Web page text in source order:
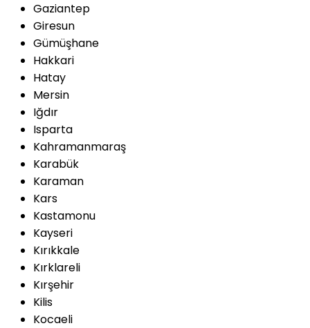
Gaziantep
Giresun
Gümüşhane
Hakkari
Hatay
Mersin
Iğdır
Isparta
Kahramanmaraş
Karabük
Karaman
Kars
Kastamonu
Kayseri
Kırıkkale
Kırklareli
Kırşehir
Kilis
Kocaeli